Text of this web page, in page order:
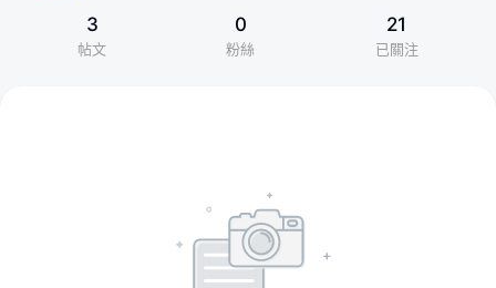
3
帖文
0
粉絲
21
已關注